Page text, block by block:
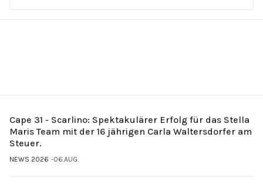
Cape 31 - Scarlino: Spektakulärer Erfolg für das Stella
Maris Team mit der 16 jährigen Carla Waltersdorfer am
Steuer.
NEWS 2026 06.AUG.